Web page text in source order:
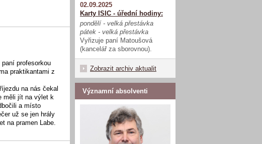
profesorkou
praktikantami z
na nás čekal
měli jít na výlet k
a místo
už se jen hrály
na pramen Labe.
02.09.2025
Karty ISIC - úřední hodiny:
pondělí - velká přestávka
pátek - velká přestávka
Vyřizuje paní Matoušová
(kancelář za sborovnou).
Zobrazit archiv aktualit
Významní absolventi